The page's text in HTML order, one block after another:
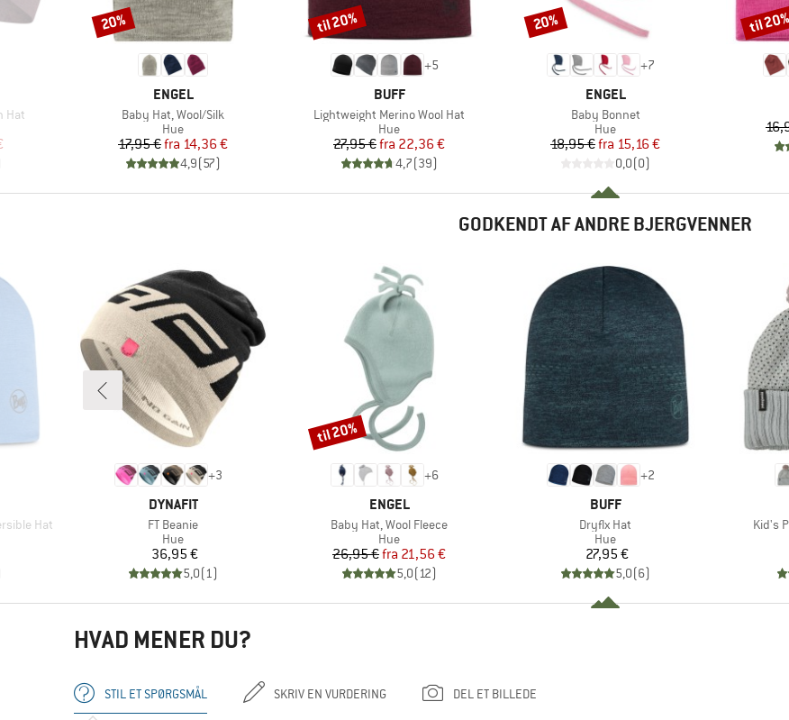
Hat
MÆRKE
ENGEL
Artikel
Baby Hat, Wool/Silk
Produktgruppe
Hue
Pris
17,95 € Nedsat pris
fra 14,36 €
4,9(57)
Rabat
20%
+5
MÆRKE
BUFF
Artikel
Lightweight Merino Wool Hat
Produktgruppe
Hue
Pris
27,95 € Nedsat pris
fra 22,36 €
4,7(39)
Rabat
til 20%
+7
MÆRKE
ENGEL
Artikel
Baby Bonnet
Produktgruppe
Hue
Pris
18,95 € Nedsat pris
fra 15,16 €
0,0(0)
Rabat
20% Rabat
til
GODKENDT AF ANDRE BJERGVENNER
Hat
+3
MÆRKE
DYNAFIT
Artikel
FT Beanie
Produktgruppe
Hue
Pris
36,95 €
5,0(1)
+6
MÆRKE
ENGEL
Artikel
Baby Hat, Wool Fleece
Produktgruppe
Hue
Pris
26,95 € Nedsat pris
fra 21,56 €
5,0(12)
Rabat
til 20%
+2
MÆRKE
BUFF
Artikel
Dryflx Hat
Produktgruppe
Hue
Pris
27,95 €
5,0(6)
Artikel
Kid's
HVAD MENER DU?
STIL ET SPØRGSMÅL SKRIV EN VURDERING DEL ET BILLEDE